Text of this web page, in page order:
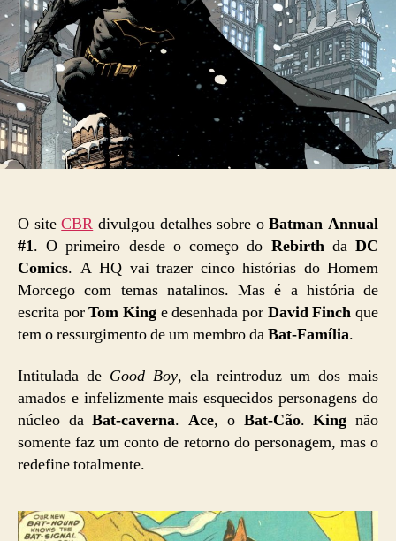
O siteCBR divulgou detalhes sobre oBatman Annual
#1. O primeiro desde o começo do RebirthdaDC
Comics. A HQ vai trazer cinco histórias do Homem
Morcego com temas natalinos. Mas é a história de
escrita porTom King e desenhada por David Finch que
tem o ressurgimento de um membro daBat-Família.
Intitulada de Good Boy, ela reintroduz um dos mais
amados e infelizmente mais esquecidos personagens do
núcleo daBat-caverna.Ace, o Bat-Cão.King não
somente faz um conto de retorno do personagem, mas o
redefine totalmente.